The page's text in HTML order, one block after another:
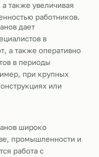
также увеличивая
работников.
дает
в
а также оперативно
в периоды
при крупных
или
широко
промышленности и
работа с